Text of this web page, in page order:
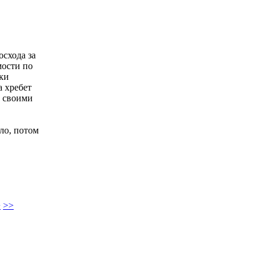
за
по
своими
потом
>>